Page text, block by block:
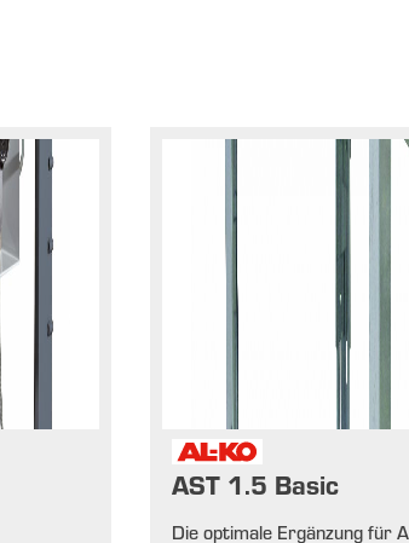
AST 1.5 Basic
Die optimale Ergänzung für